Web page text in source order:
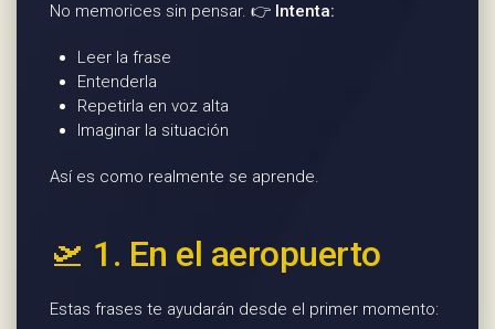
No memorices sin pensar. 👉 Intenta:
Leer la frase
Entenderla
Repetirla en voz alta
Imaginar la situación
Así es como realmente se aprende.
🛫 1. En el aeropuerto
Estas frases te ayudarán desde el primer momento: